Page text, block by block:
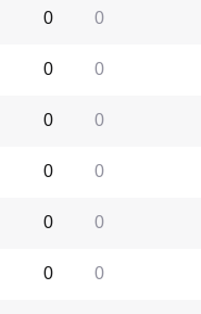
0
0
0
0
0
0
0
0
0
0
0
0